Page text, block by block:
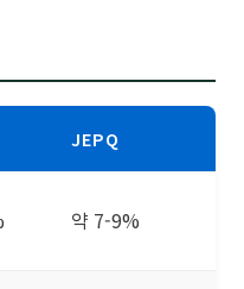
JEPQ
약 7-9%